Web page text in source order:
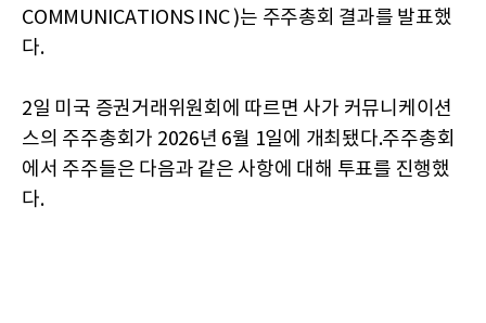
COMMUNICATIONS INC )는 주주총회 결과를 발표했
다.
2일 미국 증권거래위원회에 따르면 사가 커뮤니케이션
스의 주주총회가 2026년 6월 1일에 개최됐다.주주총회
에서 주주들은 다음과 같은 사항에 대해 투표를 진행했
다.